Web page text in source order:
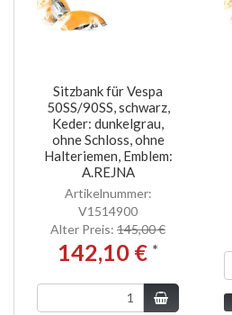
Sitzbank für Vespa
50SS/90SS, schwarz,
Keder: dunkelgrau,
ohne Schloss, ohne
Halteriemen, Emblem:
A.REJNA
Artikelnummer:
V1514900
Alter Preis: 145,00 €
142,10 € *